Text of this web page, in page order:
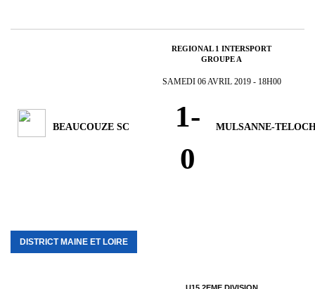
REGIONAL 1 INTERSPORT
GROUPE A
SAMEDI 06 AVRIL 2019 - 18H00
BEAUCOUZE SC
1-
0
MULSANNE-
DISTRICT MAINE ET LOIRE